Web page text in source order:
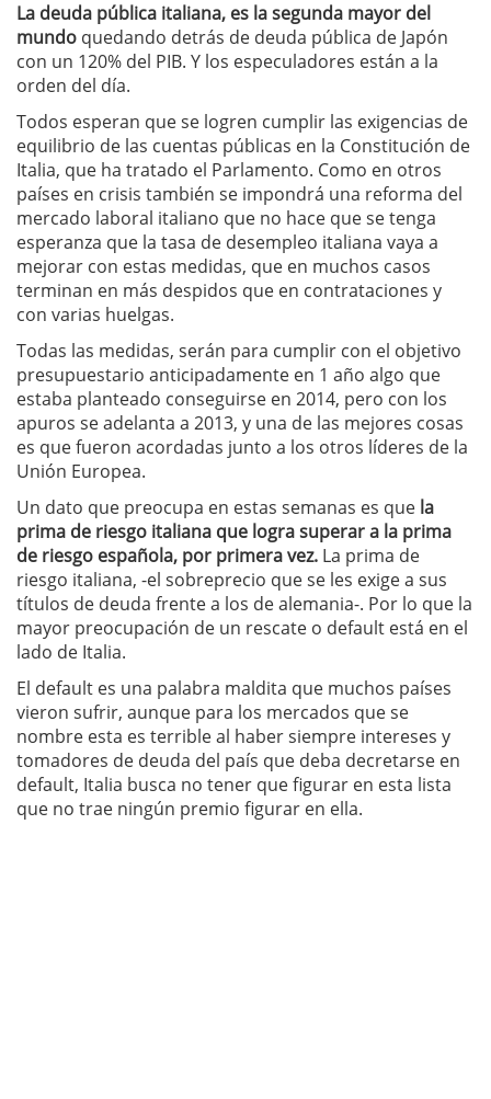
La deuda pública italiana, es la segunda mayor del
mundo quedando detrás de deuda pública de Japón
con un 120% del PIB. Y los especuladores están a la
orden del día.
Todos esperan que se logren cumplir las exigencias de
equilibrio de las cuentas públicas en la Constitución de
Italia, que ha tratado el Parlamento. Como en otros
países en crisis también se impondrá una reforma del
mercado laboral italiano que no hace que se tenga
esperanza que la tasa de desempleo italiana vaya a
mejorar con estas medidas, que en muchos casos
terminan en más despidos que en contrataciones y
con varias huelgas.
Todas las medidas, serán para cumplir con el objetivo
presupuestario anticipadamente en 1 año algo que
estaba planteado conseguirse en 2014, pero con los
apuros se adelanta a 2013, y una de las mejores cosas
es que fueron acordadas junto a los otros líderes de la
Unión Europea.
Un dato que preocupa en estas semanas es que la
prima de riesgo italiana que logra superar a la prima
de riesgo española, por primera vez. La prima de
riesgo italiana, -el sobreprecio que se les exige a sus
títulos de deuda frente a los de alemania-. Por lo que la
mayor preocupación de un rescate o default está en el
lado de Italia.
El default es una palabra maldita que muchos países
vieron sufrir, aunque para los mercados que se
nombre esta es terrible al haber siempre intereses y
tomadores de deuda del país que deba decretarse en
default, Italia busca no tener que figurar en esta lista
que no trae ningún premio figurar en ella.